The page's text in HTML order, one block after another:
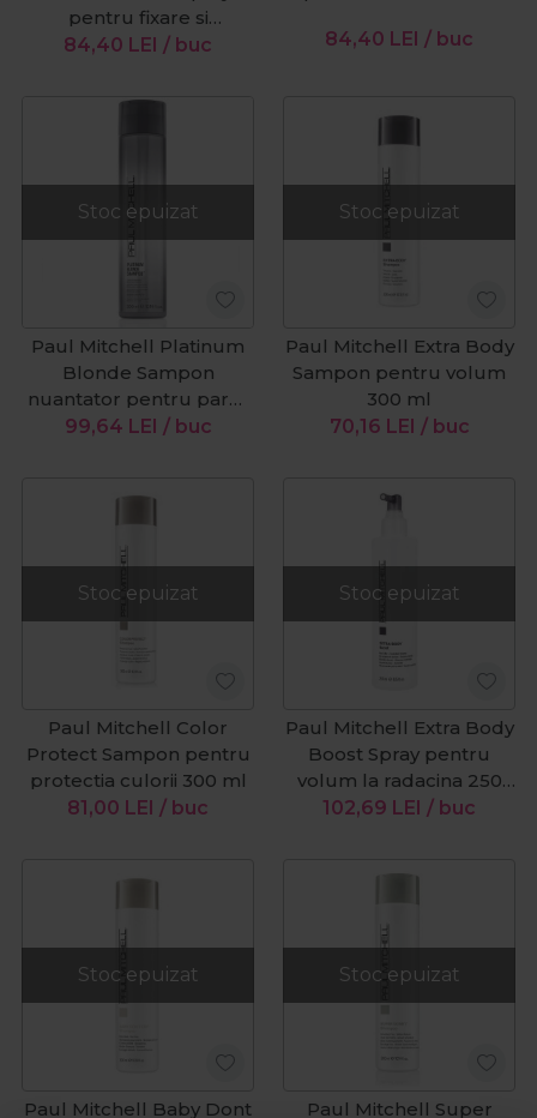
pentru fixare si
stralucire 250ml
84,40 LEI / buc 84,40 LEI / buc
Stoc epuizat
Paul Mitchell Platinum
Blonde Sampon
nuantator pentru parul
blond platinat 300 ml
99,64 LEI / buc
Stoc epuizat
Paul Mitchell Extra Body
Sampon pentru volum
300 ml
70,16 LEI / buc
Stoc epuizat
Paul Mitchell Color
Protect Sampon pentru
protectia culorii 300 ml
81,00 LEI / buc
Stoc epuizat
Paul Mitchell Extra Body
Boost Spray pentru
volum la radacina 250
ml
102,69 LEI / buc
Stoc epuizat
Paul Mitchell Baby Dont
Stoc epuizat
Paul Mitchell Super